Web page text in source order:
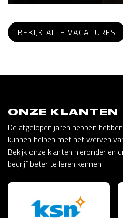
BEKIJK ALLE VACATURES
ONZE KLANTEN
De afgelopen jaren hebben
kunnen helpen met het werven
Bekijk onze klanten hieronder en
bedrijf beter te leren kennen.